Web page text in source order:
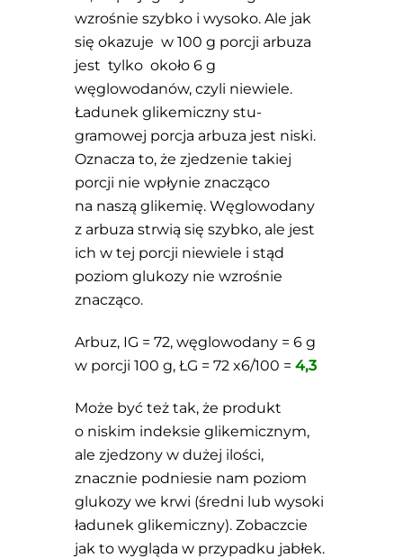
wzrośnie szybko i wysoko. Ale jak
się okazuje w 100 g porcji arbuza
jest tylko około 6 g
węglowodanów, czyli niewiele.
Ładunek glikemiczny stu-
gramowej porcja arbuza jest niski.
Oznacza to, że zjedzenie takiej
porcji nie wpłynie znacząco
na naszą glikemię. Węglowodany
z arbuza strwią się szybko, ale jest
ich w tej porcji niewiele i stąd
poziom glukozy nie wzrośnie
znacząco.
Arbuz, IG = 72, węglowodany = 6 g
w porcji 100 g, ŁG = 72 x6/100 = 4,3
Może być też tak, że produkt
o niskim indeksie glikemicznym,
ale zjedzony w dużej ilości,
znacznie podniesie nam poziom
glukozy we krwi (średni lub wysoki
ładunek glikemiczny). Zobaczcie
jak to wygląda w przypadku jabłek.